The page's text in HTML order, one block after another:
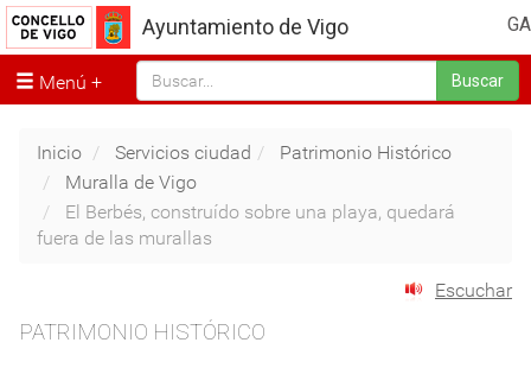
GA
Ayuntamiento de Vigo
Menú Buscar
Inicio Servicios ciudad
Patrimonio Histórico
Muralla de Vigo
El Berbés, construído sobre una playa, quedará
fuera de las murallas
Escuchar
PATRIMONIO HISTÓRICO